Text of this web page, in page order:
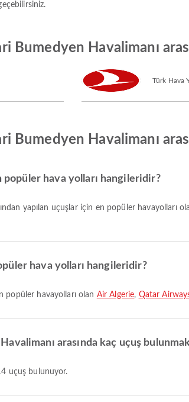
Bumedyen Havalimanı
Türk Hava
Bumedyen Havalimanı
popüler hava yolları hangileridir?
yapılan uçuşlar için en popüler havayolları
hava yolları hangileridir?
popüler havayolları olan Air Algerie, Qatar
arasında kaç uçuş
uçuş bulunuyor.